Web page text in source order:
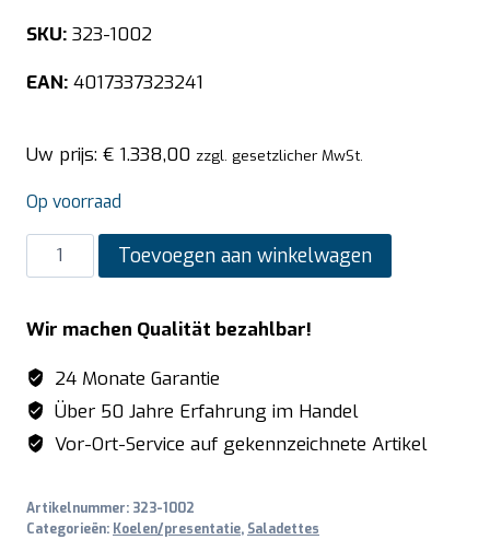
SKU: 323-1002
EAN: 4017337323241
Uw prijs: € 1.338,00 zzgl. gesetzlicher MwSt.
Op voorraad
SARO
Saladette
2
deuren,
model
BALDUR
S
aantal
Toevoegen aan winkelwagen
Wir machen Qualität bezahlbar!
24 Monate Garantie
Über 50 Jahre Erfahrung im Handel
Vor-Ort-Service auf gekennzeichnete Artikel
Artikelnummer: 323-1002
Categorieën: Koelen/presentatie, Saladettes